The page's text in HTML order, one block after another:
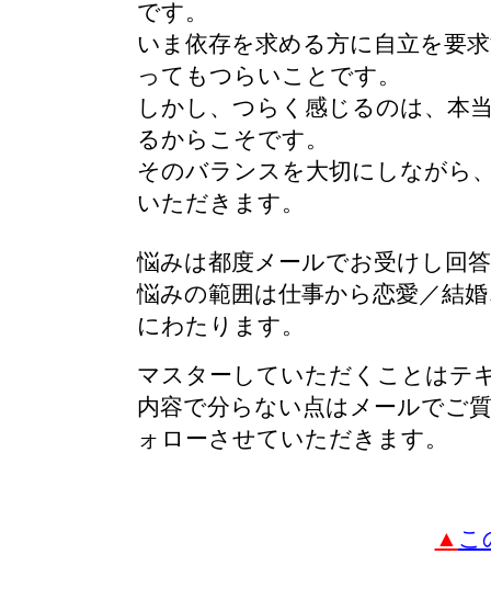
です。
いま依存を求める方に自立を要
ってもつらいことです。
しかし、つらく感じるのは、本
るからこそです。
そのバランスを大切にしながら
いただきます。
悩みは都度メールでお受けし回
悩みの範囲は仕事から恋愛／結
にわたります。
マスターしていただくことはテ
内容で分らない点はメールでご
ォローさせていただきます。
▲ こ